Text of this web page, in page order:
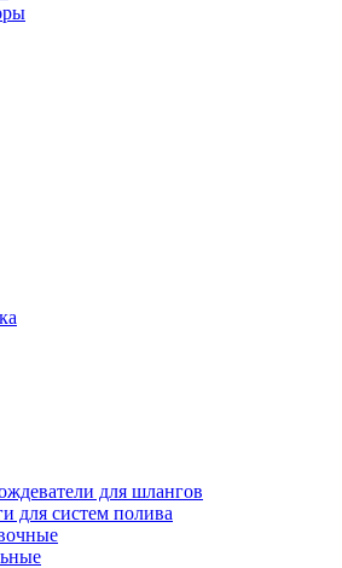
для шлангов
для систем полива